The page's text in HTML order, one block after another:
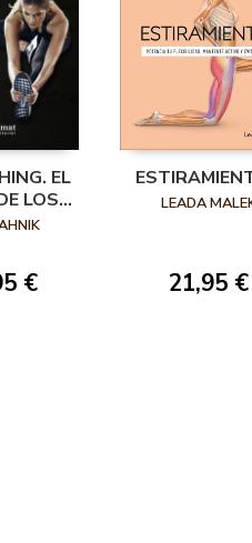
EL
LOS
€
LEADA
21,95 €